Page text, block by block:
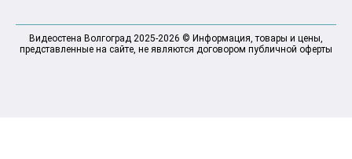
Видеостена Волгоград 2025-2026 © Информация, товары и цены,
представленные на сайте, не являются договором публичной оферты